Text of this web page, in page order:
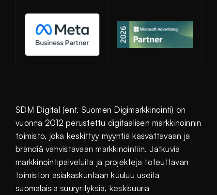
Avautuu uuteen ikkunaan
SDM Digital (ent. Suomen Digimarkkinointi) on
vuonna 2012 perustettu digitaalisen markkinoinnin
toimisto, joka keskittyy myyntiä kasvattavaan ja
brändiä vahvistavaan markkinointiin. Jatkuvia
markkinointipalveluita ja projekteja toteuttavan
toimiston asiakaskuntaan kuuluu useita
suomalaisia suuryrityksiä, keskisuuria